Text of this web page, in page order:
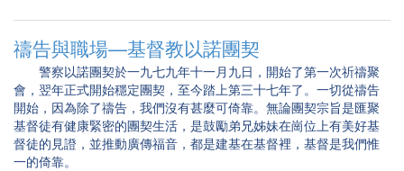
禱告與職場—基督教以諾團契
警察以諾團契於一九七九年十一月九日，開始了第一次祈禱聚
會，翌年正式開始穩定團契，至今踏上第三十七年了。一切從禱告
開始，因為除了禱告，我們沒有甚麼可倚靠。無論團契宗旨是匯聚
基督徒有健康緊密的團契生活，是鼓勵弟兄姊妹在崗位上有美好基
督徒的見證，並推動廣傳福音，都是建基在基督裡，基督是我們惟
一的倚靠。